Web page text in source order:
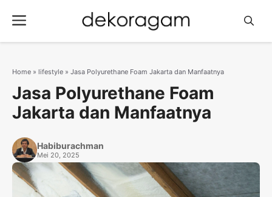
Menu
Home » lifestyle » Jasa Polyurethane Foam Jakarta dan Manfaatnya
Jasa Polyurethane Foam
Jakarta dan Manfaatnya
Habiburachman
Mei 20, 2025